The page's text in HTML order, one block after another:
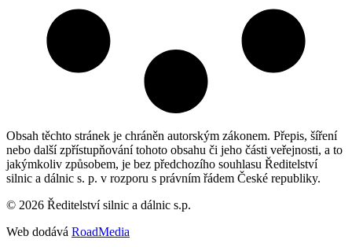
Obsah těchto stránek je chráněn autorským zákonem. Přepis, šíření
nebo další zpřístupňování tohoto obsahu či jeho části veřejnosti, a to
jakýmkoliv způsobem, je bez předchozího souhlasu Ředitelství
silnic a dálnic s. p. v rozporu s právním řádem České republiky.
© 2026 Ředitelství silnic a dálnic s.p.
Web dodává RoadMedia